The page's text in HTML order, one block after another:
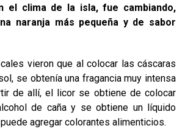
el clima de la isla, fue cambiando,
naranja más pequeña y de sabor
vieron que al colocar las cáscaras
se obtenía una fragancia muy intensa
de allí, el licor se obtiene de colocar
de caña y se obtiene un líquido
agregar colorantes alimenticios.